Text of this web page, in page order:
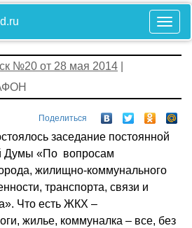
№20 от 28 мая 2014
Поделиться
заседание постоянной
Думы «По вопросам
жилищно-коммунального
транспорта, связи и
Что есть ЖКХ –
жилье, коммуналка – все, без